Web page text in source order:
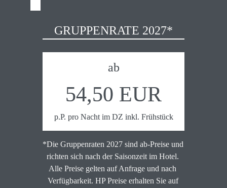
GRUPPENRATE 2027*
ab
54,50 EUR
p.P. pro Nacht im DZ inkl. Frühstück
*Die Gruppenraten 2027 sind ab-Preise und
richten sich nach der Saisonzeit im Hotel.
Alle Preise gelten auf Anfrage und nach
Verfügbarkeit. HP Preise erhalten Sie auf